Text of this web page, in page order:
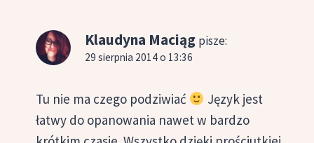
Klaudyna Maciąg pisze:
29 sierpnia 2014 o 13:36
Tu nie ma czego podziwiać
Język jest
łatwy do opanowania nawet w bardzo